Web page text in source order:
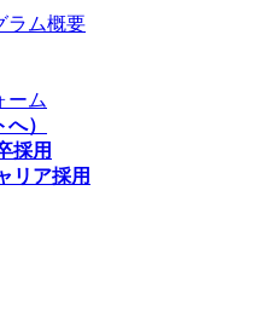
ラム概要
ーム
）
採用
リア採用